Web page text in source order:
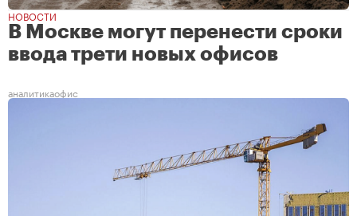
НОВОСТИ
В Москве могут перенести сроки
ввода трети новых офисов
аналитикаофис